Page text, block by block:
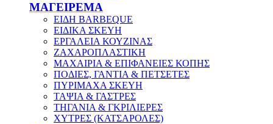
ΜΑΓΕΙΡΕΜΑ
ΕΙΔΗ BARBEQUE
ΕΙΔΙΚΑ ΣΚΕΥΗ
ΕΡΓΑΛΕΙΑ ΚΟΥΖΙΝΑΣ
ΖΑΧΑΡΟΠΛΑΣΤΙΚΗ
ΜΑΧΑΙΡΙΑ & ΕΠΙΦΑΝΕΙΕΣ ΚΟΠΗΣ
ΠΟΔΙΕΣ, ΓΑΝΤΙΑ & ΠΕΤΣΕΤΕΣ
ΠΥΡΙΜΑΧΑ ΣΚΕΥΗ
ΤΑΨΙΑ & ΓΑΣΤΡΕΣ
ΤΗΓΑΝΙΑ & ΓΚΡΙΛΙΕΡΕΣ
ΧΥΤΡΕΣ (ΚΑΤΣΑΡΟΛΕΣ)